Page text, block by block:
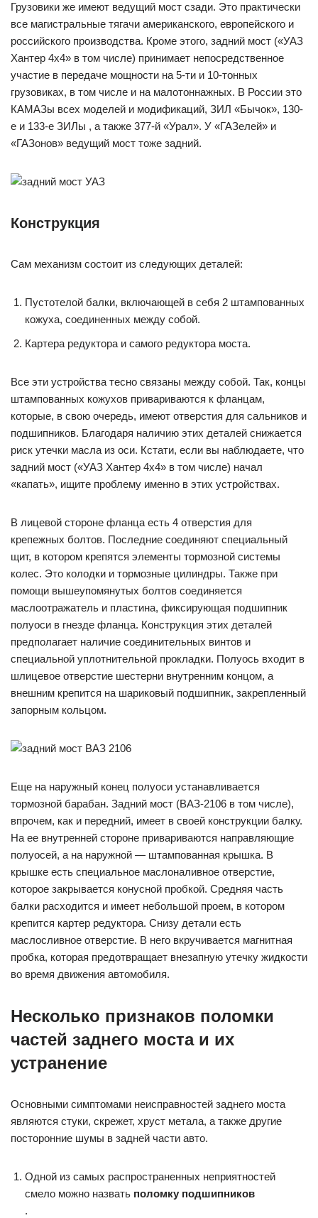
Грузовики же имеют ведущий мост сзади. Это практически
все магистральные тягачи американского, европейского и
российского производства. Кроме этого, задний мост («УАЗ
Хантер 4х4» в том числе) принимает непосредственное
участие в передаче мощности на 5-ти и 10-тонных
грузовиках, в том числе и на малотоннажных. В России это
КАМАЗы всех моделей и модификаций, ЗИЛ «Бычок», 130-
е и 133-е ЗИЛы , а также 377-й «Урал». У «ГАЗелей» и
«ГАЗонов» ведущий мост тоже задний.
Конструкция
Сам механизм состоит из следующих деталей:
Пустотелой балки, включающей в себя 2 штампованных
кожуха, соединенных между собой.
Картера редуктора и самого редуктора моста.
Все эти устройства тесно связаны между собой. Так, концы
штампованных кожухов привариваются к фланцам,
которые, в свою очередь, имеют отверстия для сальников и
подшипников. Благодаря наличию этих деталей снижается
риск утечки масла из оси. Кстати, если вы наблюдаете, что
задний мост («УАЗ Хантер 4х4» в том числе) начал
«капать», ищите проблему именно в этих устройствах.
В лицевой стороне фланца есть 4 отверстия для
крепежных болтов. Последние соединяют специальный
щит, в котором крепятся элементы тормозной системы
колес. Это колодки и тормозные цилиндры. Также при
помощи вышеупомянутых болтов соединяется
маслоотражатель и пластина, фиксирующая подшипник
полуоси в гнезде фланца. Конструкция этих деталей
предполагает наличие соединительных винтов и
специальной уплотнительной прокладки. Полуось входит в
шлицевое отверстие шестерни внутренним концом, а
внешним крепится на шариковый подшипник, закрепленный
запорным кольцом.
Еще на наружный конец полуоси устанавливается
тормозной барабан. Задний мост (ВАЗ-2106 в том числе),
впрочем, как и передний, имеет в своей конструкции балку.
На ее внутренней стороне привариваются направляющие
полуосей, а на наружной — штампованная крышка. В
крышке есть специальное маслоналивное отверстие,
которое закрывается конусной пробкой. Средняя часть
балки расходится и имеет небольшой проем, в котором
крепится картер редуктора. Снизу детали есть
маслосливное отверстие. В него вкручивается магнитная
пробка, которая предотвращает внезапную утечку жидкости
во время движения автомобиля.
Несколько признаков поломки
частей заднего моста и их
устранение
Основными симптомами неисправностей заднего моста
являются стуки, скрежет, хруст метала, а также другие
посторонние шумы в задней части авто.
Одной из самых распространенных неприятностей
смело можно назвать поломку подшипников
.